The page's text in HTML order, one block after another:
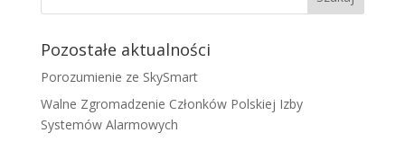
Pozostałe aktualności
Porozumienie ze SkySmart
Walne Zgromadzenie Członków Polskiej Izby
Systemów Alarmowych